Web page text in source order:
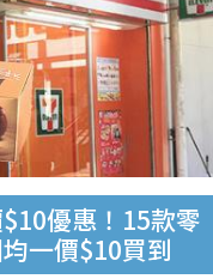
優惠！15款零
一價$10買到